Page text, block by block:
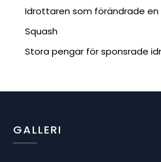
Idrottaren som förändrade en
Squash
Stora pengar för sponsrade
GALLERI